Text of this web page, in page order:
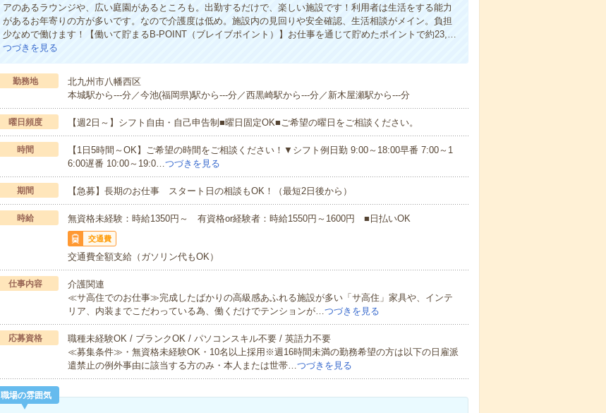
アのあるラウンジや、広い庭園があるところも。出勤するだけで、楽しい施設です！利用者は生活をする能力
があるお年寄りの方が多いです。なので介護度は低め。施設内の見回りや安全確認、生活相談がメイン。負担
少なめで働けます！【働いて貯まるB-POINT（ブレイブポイント）】お仕事を通じて貯めたポイントで約23,…
つづきを見る
勤務地
北九州市八幡西区
本城駅から---分／今池(福岡県)駅から---分／西黒崎駅から---分／新木屋瀬駅から---分
曜日頻度 【週2日～】シフト自由・自己申告制■曜日固定OK■ご希望の曜日をご相談ください。
時間
【1日5時間～OK】ご希望の時間をご相談ください！▼シフト例日勤 9:00～18:00早番 7:00～1
6:00遅番 10:00～19:0…つづきを見る
期間 【急募】長期のお仕事 スタート日の相談もOK！（最短2日後から）
時給 無資格未経験：時給1350円～ 有資格or経験者：時給1550円～1600円 ■日払いOK
交通費
交通費全額支給（ガソリン代もOK）
仕事内容
介護関連
≪サ高住でのお仕事≫完成したばかりの高級感あふれる施設が多い「サ高住」家具や、インテ
リア、内装までこだわっている為、働くだけでテンションが…つづきを見る
応募資格
職種未経験OK / ブランクOK / パソコンスキル不要 / 英語力不要
≪募集条件≫・無資格未経験OK・10名以上採用※週16時間未満の勤務希望の方は以下の日雇派
遣禁止の例外事由に該当する方のみ・本人または世帯…つづきを見る
職場の雰囲気